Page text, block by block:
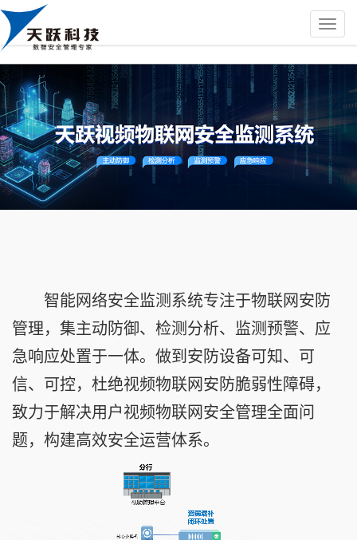
智能网络安全监测系统专注于物联网安防
管理，集主动防御、检测分析、监测预警、应
急响应处置于一体。做到安防设备可知、可
信、可控，杜绝视频物联网安防脆弱性障碍，
致力于解决用户视频物联网安全管理全面问
题，构建高效安全运营体系。